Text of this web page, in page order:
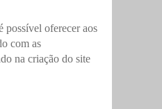
possível oferecer aos
com as
na criação do site